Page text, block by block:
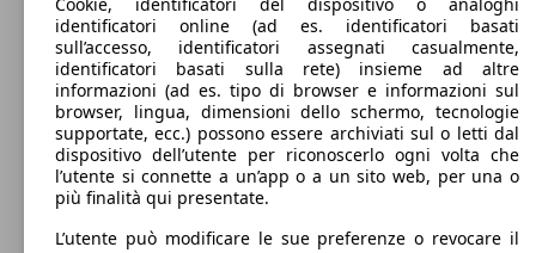
Kona 1.6 gdi hev N Line Tech Pack 2wd
141cv dct
77 KW
(105 PS)
Kona 1.0 t-gdi 48V NLine+ Techno Pack 2wd
120cv imt
88 KW
(120 PS)
Elettrica
Model Version
Leistung
Dimensioni (L/l/A):
da 4170 x 1800 x 1550 mm
Potenza:
85 - 100 KW (115 - 136 PS)
Porte:
5
Sedili:
5
Bagagliaio:
Capacità di traino:
identificatori online (ad es. identificatori basati
sull’accesso, identificatori assegnati casualmente,
identificatori basati sulla rete) insieme ad altre
informazioni (ad es. tipo di browser e informazioni sul
browser, lingua, dimensioni dello schermo, tecnologie
supportate, ecc.) possono essere archiviati sul o letti dal
dispositivo dell’utente per riconoscerlo ogni volta che
l’utente si connette a un’app o a un sito web, per una o
più finalità qui presentate.
L’utente può modificare le sue preferenze o revocare il